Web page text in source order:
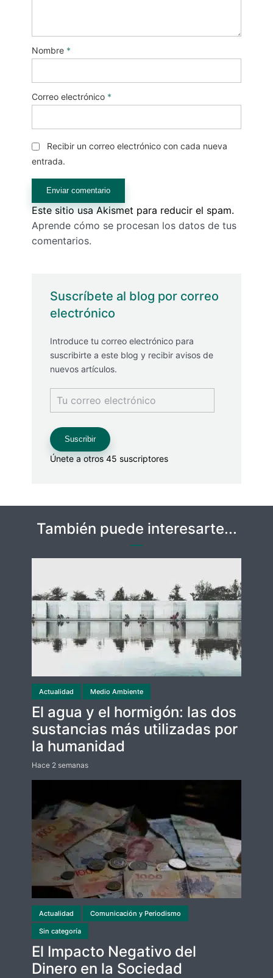
Suscríbete al blog por correo
electrónico
Introduce tu correo electrónico para
suscribirte a este blog y recibir avisos de
nuevos artículos.
Tu
correo
electrónico
Suscribir
Únete a otros 45 suscriptores
Nombre *
Correo electrónico *
Recibir un correo electrónico con cada nueva
entrada.
Este sitio usa Akismet para reducir el spam.
Aprende cómo se procesan los datos de tus
comentarios.
También puede interesarte...
Actualidad Medio Ambiente
El agua y el hormigón: las dos
sustancias más utilizadas por
la humanidad
Hace 2 semanas
Actualidad Comunicación y Periodismo
Sin categoría
El Impacto Negativo del
Dinero en la Sociedad